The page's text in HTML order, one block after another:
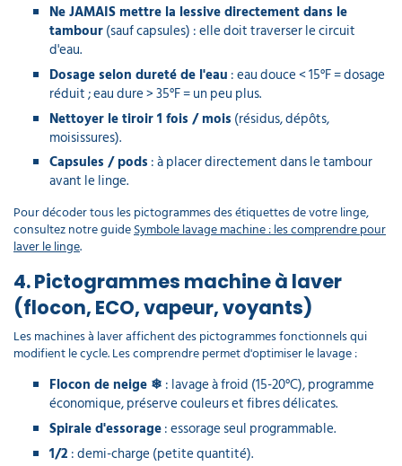
Ne JAMAIS mettre la lessive directement dans le
tambour(sauf capsules) : elle doit traverser le circuit
d'eau.
Dosage selon dureté de l'eau : eau douce < 15°F = dosage
réduit ; eau dure > 35°F = un peu plus.
Nettoyer le tiroir 1 fois / mois (résidus, dépôts,
moisissures).
Capsules / pods : à placer directement dans le tambour
avant le linge.
Pour décoder tous les pictogrammes des étiquettes de votre linge,
consultez notre guideSymbole lavage machine : les comprendre pour
laver le linge.
4. Pictogrammes machine à laver
(flocon, ECO, vapeur, voyants)
Les machines à laver affichent des pictogrammes fonctionnels qui
modifient le cycle. Les comprendre permet d'optimiser le lavage :
Flocon de neige ❄ : lavage à froid (15-20°C), programme
économique, préserve couleurs et fibres délicates.
Spirale d'essorage: essorage seul programmable.
1/2 : demi-charge (petite quantité).